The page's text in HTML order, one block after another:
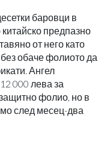
баровци в
предпазно
от него като
обаче фолиото да
Ангел
000 лева за
фолио, но в
след месец-два